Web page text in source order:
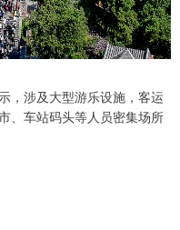
，涉及大型游乐设施，客运
、车站码头等人员密集场所